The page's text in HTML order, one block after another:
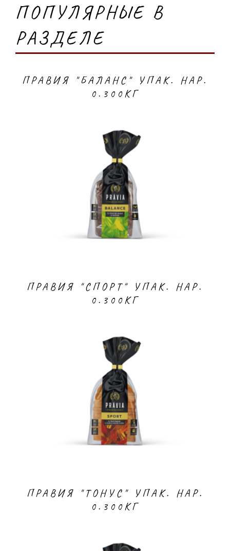
ПОПУЛЯРНЫЕ В
РАЗДЕЛЕ
ПРАВИЯ "БАЛАНС" УПАК. НАР.
0.300КГ
ПРАВИЯ "СПОРТ" УПАК. НАР.
0.300КГ
ПРАВИЯ "ТОНУС" УПАК. НАР.
0.300КГ